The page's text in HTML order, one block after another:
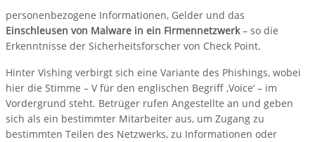
personenbezogene Informationen, Gelder und das
Einschleusen von Malware in ein Firmennetzwerk– so die
Erkenntnisse der Sicherheitsforscher von Check Point.
Hinter Vishing verbirgt sich eine Variante des Phishings, wobei
hier die Stimme – V für den englischen Begriff ‚Voice‘ – im
Vordergrund steht. Betrüger rufen Angestellte an und geben
sich als ein bestimmter Mitarbeiter aus, um Zugang zu
bestimmten Teilen des Netzwerks, zu Informationen oder